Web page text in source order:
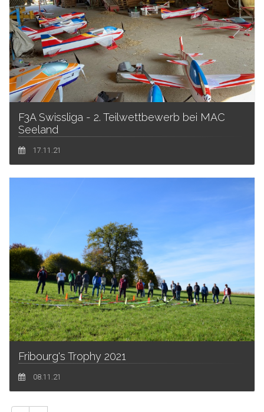
F3A Swissliga - 2. Teilwettbewerb bei MAC
Seeland
17.11.21
Fribourg's Trophy 2021
08.11.21